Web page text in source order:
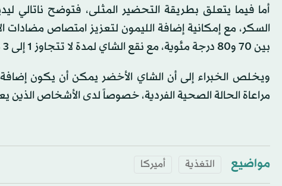
أما فيما يتعلق بطريقة التحضير المثلى، فتوضح ناتالي
السكر، مع إمكانية إضافة الليمون لتعزيز امتصاص
بين 70 و80 درجة مئوية، مع نقع الشاي لمدة لا تتجاوز 1 إلى 3 دقائق لتفادي المرارة وفقدان المركبات الفعالة.
ويخلص الخبراء إلى أن الشاي الأخضر يمكن أن يكون
مراعاة الحالة الصحية الفردية، خصوصاً لدى الأشخاص
مواضيع التغذية أميركا